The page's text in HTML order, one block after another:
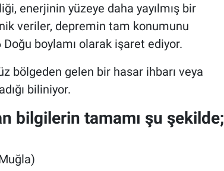
enerjinin yüzeye daha yayılmış bir
veriler, depremin tam konumunu
boylamı olarak işaret ediyor.
bölgeden gelen bir hasar ihbarı veya
biliniyor.
bilgilerin tamamı şu şekilde;